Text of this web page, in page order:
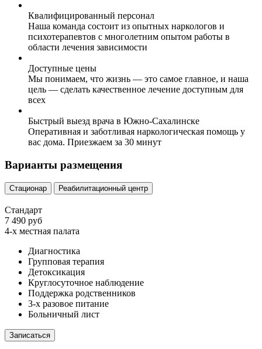
Квалифицированный персонал
Наша команда состоит из опытных наркологов и
психотерапевтов с многолетним опытом работы в
области лечения зависимости
Доступные цены
Мы понимаем, что жизнь — это самое главное, и наша
цель — сделать качественное лечение доступным для
всех
Быстрый выезд врача в Южно-Сахалинске
Оперативная и заботливая наркологическая помощь у
вас дома. Приезжаем за 30 минут
Варианты размещения
Стационар Реабилитационный центр
Стандарт
7 490 руб
4-х местная палата
Диагностика
Групповая терапия
Детоксикация
Круглосуточное наблюдение
Поддержка родственников
3-х разовое питание
Больничный лист
Записаться